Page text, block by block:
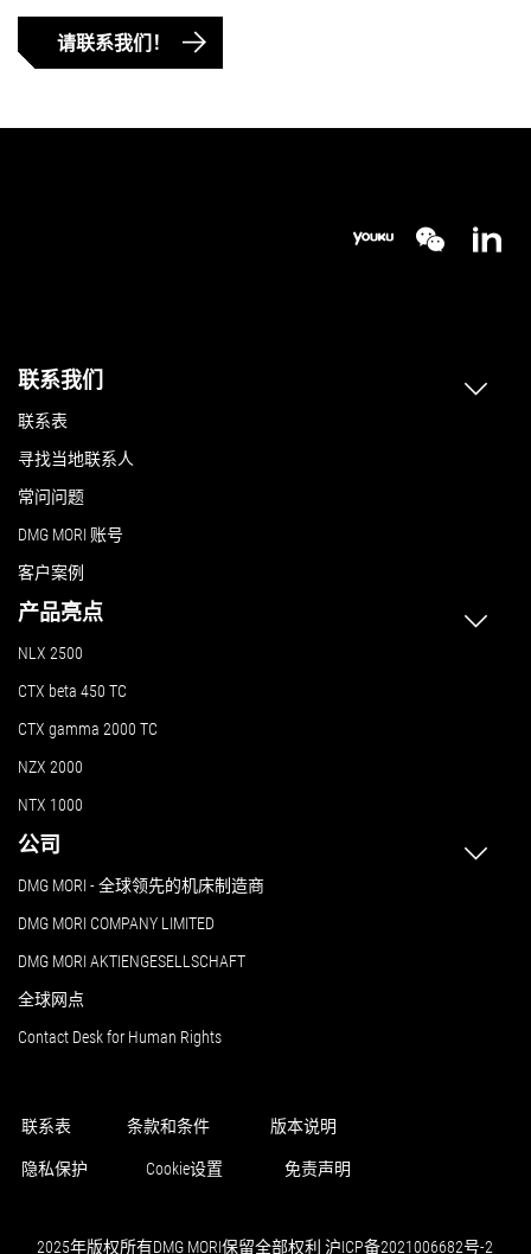
工件主轴最高转速
1,000 rpm
请联系我们！
联系我们
联系表
寻找当地联系人
常问问题
DMG MORI 账号
客户案例
产品亮点
NLX 2500
CTX beta 450 TC
CTX gamma 2000 TC
NZX 2000
NTX 1000
公司
DMG MORI - 全球领先的机床制造商
DMG MORI COMPANY LIMITED
DMG MORI AKTIENGESELLSCHAFT
全球网点
Contact Desk for Human Rights
联系表 条款和条件 版本说明
隐私保护 Cookie设置 免责声明
2025年版权所有DMG MORI保留全部权利 沪ICP备2021006682号-2